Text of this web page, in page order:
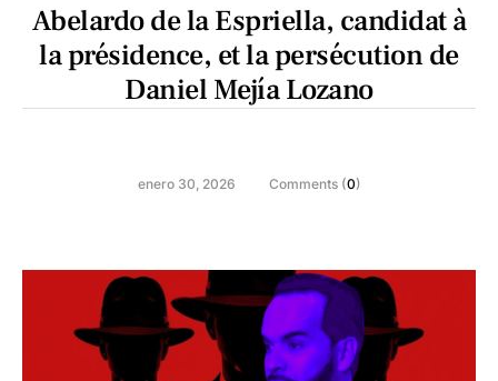
Abelardo de la Espriella, candidat à
la présidence, et la persécution de
Daniel Mejía Lozano
enero 30, 2026 Comments (0)